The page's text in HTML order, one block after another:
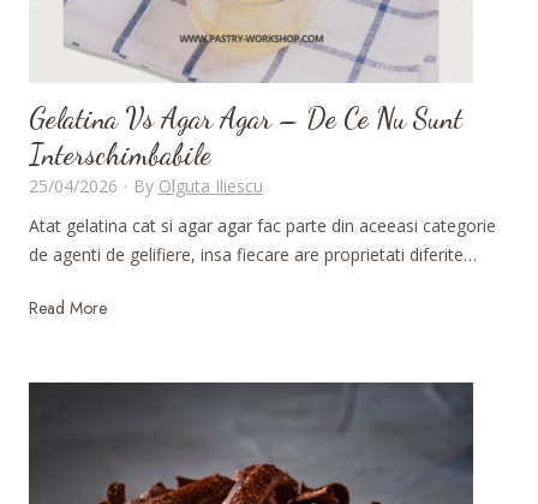
t
r
u
p
r
a
j
i
u
Gelatina Vs Agar Agar – De Ce Nu Sunt
Interschimbabile
25/04/2026 · By Olguta Iliescu
Atat gelatina cat si agar agar fac parte din aceeasi categorie
de agenti de gelifiere, insa fiecare are proprietati diferite…
Read MoreG
n